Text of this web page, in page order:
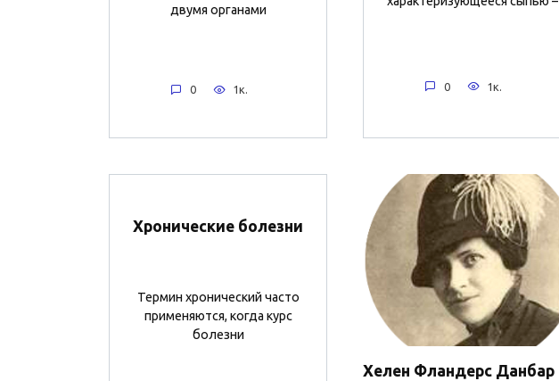
двумя органами
0 1к. 0 1к.
Хронические болезни
Термин хронический часто
применяются, когда курс
болезни
Хелен Фландерс Данбар